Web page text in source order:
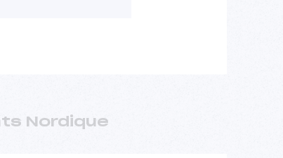
Nordique